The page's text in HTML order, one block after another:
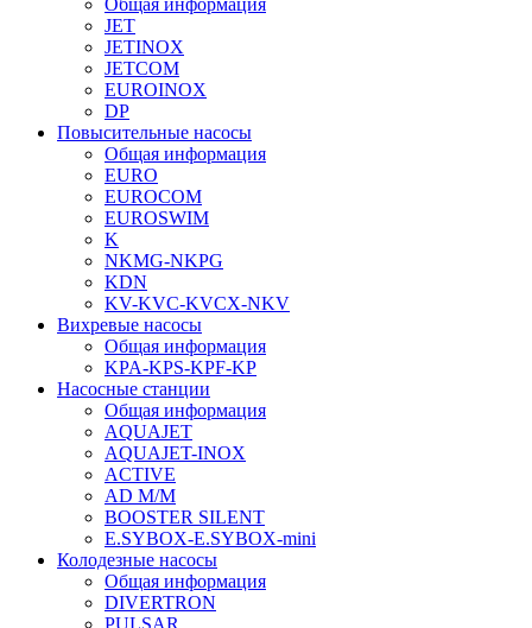
Общая информация
JET
JETINOX
JETCOM
EUROINOX
DP
Повысительные насосы
Общая информация
EURO
EUROCOM
EUROSWIM
K
NKMG-NKPG
KDN
KV-KVC-KVCX-NKV
Вихревые насосы
Общая информация
KPA-KPS-KPF-KP
Насосные станции
Общая информация
AQUAJET
AQUAJET-INOX
ACTIVE
AD M/M
BOOSTER SILENT
E.SYBOX-E.SYBOX-mini
Колодезные насосы
Общая информация
DIVERTRON